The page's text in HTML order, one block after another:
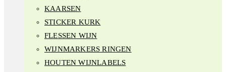
KAARSEN
STICKER KURK
FLESSEN WIJN
WIJNMARKERS RINGEN
HOUTEN WIJNLABELS